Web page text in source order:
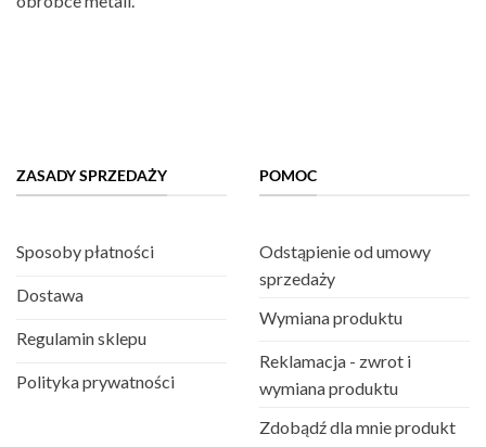
ZASADY SPRZEDAŻY
Sposoby płatności
Dostawa
Regulamin sklepu
Polityka prywatności
POMOC
Odstąpienie od umowy
sprzedaży
Wymiana produktu
Reklamacja - zwrot i
wymiana produktu
Zdobądź dla mnie produkt